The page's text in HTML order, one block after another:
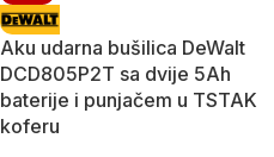
Aku udarna bušilica DeWalt
DCD805P2T sa dvije 5Ah
baterije i punjačem u TSTAK
koferu